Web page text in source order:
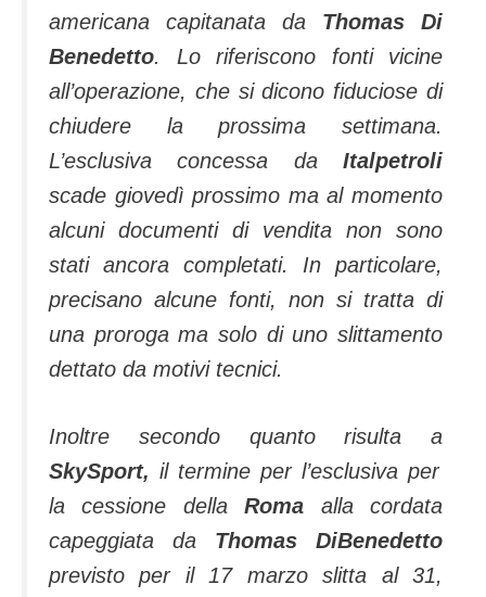
americana capitanata da Thomas Di
Benedetto. Lo riferiscono fonti vicine
all’operazione, che si dicono fiduciose di
chiudere la prossima settimana.
L’esclusiva concessa da Italpetroli
scade giovedì prossimo ma al momento
alcuni documenti di vendita non sono
stati ancora completati. In particolare,
precisano alcune fonti, non si tratta di
una proroga ma solo di uno slittamento
dettato da motivi tecnici.
Inoltre secondo quanto risulta a
SkySport, il termine per l’esclusiva per
la cessione dellaRoma alla cordata
capeggiata da Thomas DiBenedetto
previsto per il 17 marzo slitta al 31,